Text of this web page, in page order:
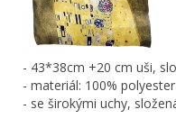
- 43*38cm +20 cm uši,
- materiál: 100%
- se širokými uchy,